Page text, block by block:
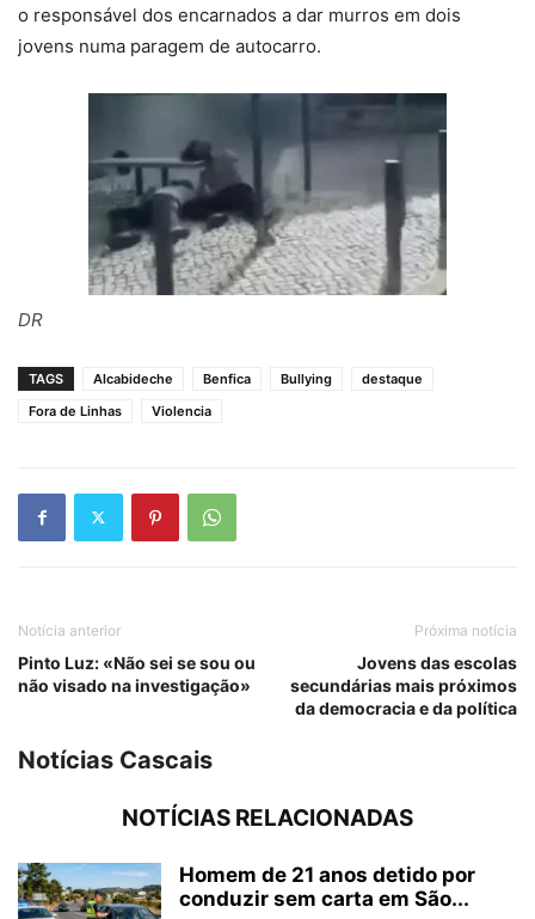
o responsável dos encarnados a dar murros em dois
jovens numa paragem de autocarro.
DR
TAGS Alcabideche Benfica Bullying
destaque
Fora de Linhas
Violencia
Notícia anterior
Pinto Luz: «Não sei se sou ou
não visado na investigação»
Próxima notícia
Jovens das escolas
secundárias mais próximos
da democracia e da política
Notícias Cascais
NOTÍCIAS RELACIONADAS
Homem de 21 anos detido por
conduzir sem carta em São...